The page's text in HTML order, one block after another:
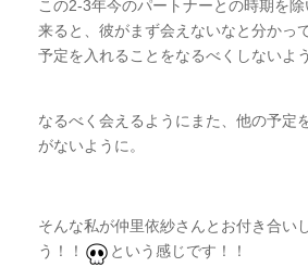
この2-3年今のパートナーとの時期を
来ると、彼がまず会えないなと分かっ
予定を入れることをなるべくしないよ
なるべく会えるようにまた、他の予定
がないように。
そんな私が仲里依紗さんとお付き合い
う！！
という感じです！！